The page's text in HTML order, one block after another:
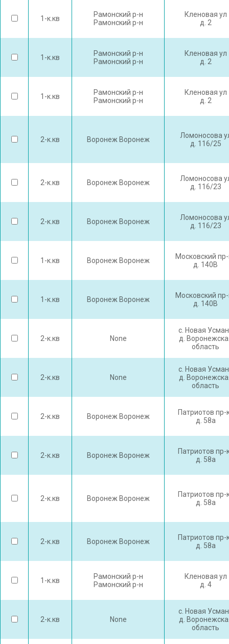
1-к.кв
Рамонский р-н
Рамонский р-н
Кленовая ул
д. 2
1-к.кв
Рамонский р-н
Рамонский р-н
Кленовая ул
д. 2
1-к.кв
Рамонский р-н
Рамонский р-н
Кленовая ул
д. 2
2-к.кв Воронеж Воронеж
Ломоносова
д. 116/25
2-к.кв Воронеж Воронеж
Ломоносова
д. 116/23
2-к.кв Воронеж Воронеж
Ломоносова
д. 116/23
1-к.кв Воронеж Воронеж
Московский
д. 140В
1-к.кв Воронеж Воронеж
Московский
д. 140В
2-к.кв None
с. Новая
д.
область
2-к.кв None
с. Новая
д.
область
2-к.кв Воронеж Воронеж
Патриотов пр-
д. 58а
2-к.кв Воронеж Воронеж
Патриотов пр-
д. 58а
2-к.кв Воронеж Воронеж
Патриотов пр-
д. 58а
2-к.кв Воронеж Воронеж
Патриотов пр-
д. 58а
1-к.кв
Рамонский р-н
Рамонский р-н
Кленовая ул
д. 4
2-к.кв None
с. Новая
д.
область